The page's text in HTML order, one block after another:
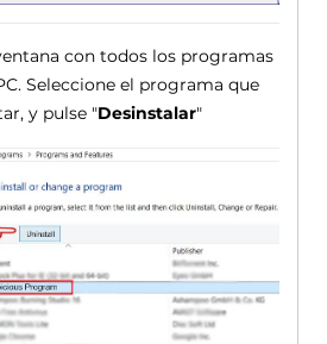
con todos los programas
Seleccione el programa que
y pulse "Desinstalar"